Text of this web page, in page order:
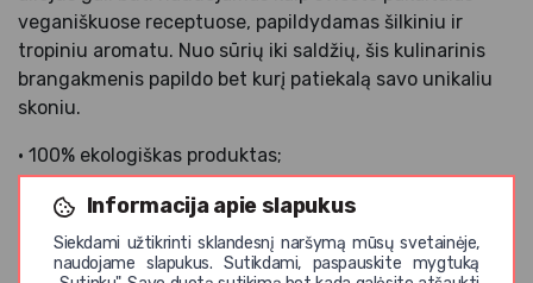
Informacija apie slapukus
Siekdami užtikrinti sklandesnį naršymą mūsų svetainėje,
naudojame slapukus. Sutikdami, paspauskite mygtuką
veganiškuose receptuose, papildydamas šilkiniu ir
tropiniu aromatu. Nuo sūrių iki saldžių, šis kulinarinis
brangakmenis papildo bet kurį patiekalą savo unikaliu
skoniu.
• 100% ekologiškas produktas;
• Nerafinuotas;
• Šalto spaudimo;
• Pirmo spaudimo;
• Nebalintas.